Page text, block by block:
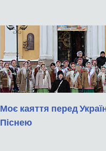
Моє каяття перед
Піснею